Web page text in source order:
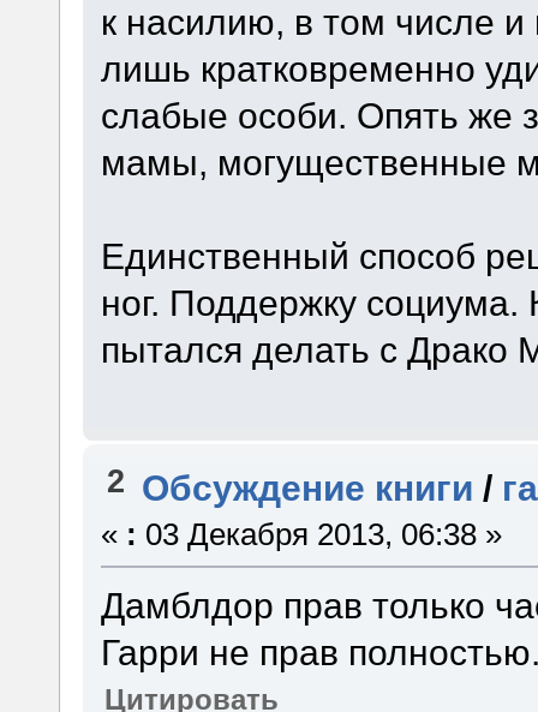
к насилию, в том числе
лишь кратковременно
слабые особи. Опять же
мамы, могущественные
Единственный способ
ног. Поддержку социума.
пытался делать с
2 Обсуждение книги /
« : 03 Декабря 2013, 06:38 »
Дамблдор прав только
Гарри не прав
Цитировать